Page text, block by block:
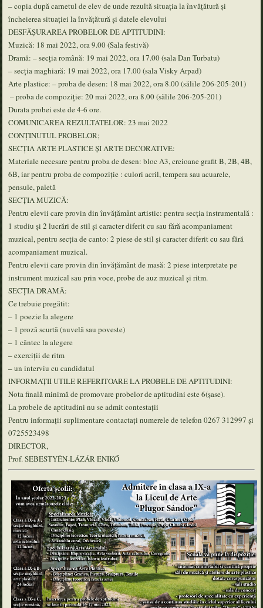
– copia după carnetul de elev de unde rezultă situația la învățătură și
încheierea situației la învățătură și datele elevului
DESFĂȘURAREA PROBELOR DE APTITUDINI:
Muzică: 18 mai 2022, ora 9.00 (Sala festivă)
Dramă: – secția română: 19 mai 2022, ora 17.00 (sala Dan Turbatu)
– secția maghiară: 19 mai 2022, ora 17.00 (sala Visky Arpad)
Arte plastice: – proba de desen: 18 mai 2022, ora 8.00 (sălile 206-205-201)
​​ – proba de compoziție: 20 mai 2022, ora 8.00 (sălile 206-205-201)
Durata probei este de 4-6 ore.
COMUNICAREA REZULTATELOR: 23 mai 2022
CONȚINUTUL PROBELOR;
SECȚIA ARTE PLASTICE ȘI ARTE DECORATIVE:
Materiale necesare pentru proba de desen: bloc A3, creioane grafit B, 2B, 4B,
6B, iar pentru proba de compoziție : culori acril, tempera sau acuarele,
pensule, paletă
SECȚIA MUZICĂ:
Pentru elevii care provin din învățământ artistic: pentru secția instrumentală :
1 studiu și 2 lucrări de stil și caracter diferit cu sau fără acompaniament
muzical, pentru secția de canto: 2 piese de stil și caracter diferit cu sau fără
acompaniament muzical.
Pentru elevii care provin din învățământ de masă: 2 piese interpretate pe
instrument muzical sau prin voce, probe de auz muzical și ritm.
SECȚIA DRAMĂ:
Ce trebuie pregătit:
– 1 poezie la alegere
– 1 proză scurtă (nuvelă sau poveste)
– 1 cântec la alegere
– exerciții de ritm
– un interviu cu candidatul
INFORMAȚII UTILE REFERITOARE LA PROBELE DE APTITUDINI:
Nota finală minimă de promovare probelor de aptitudini este 6(șase).
La probele de aptitudini nu se admit contestații
Pentru informații suplimentare contactați numerele de telefon 0267 312997 și
0725523498
DIRECTOR,
Prof. SEBESTYÉN-LÁZÁR ENIKŐ